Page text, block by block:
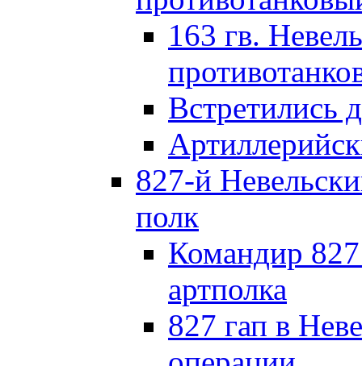
163 гв.
Встретились
827-й
полк
Командир 827
артполка
827 гап в